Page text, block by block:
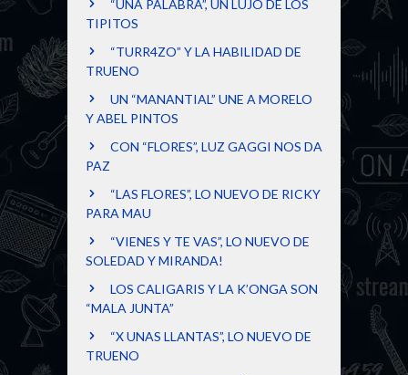
“UNA PALABRA”, UN LUJO DE LOS
TIPITOS
“TURR4ZO” Y LA HABILIDAD DE
TRUENO
UN “MANANTIAL” UNE A MORELO
Y ABEL PINTOS
CON “FLORES”, LUZ GAGGI NOS DA
PAZ
“LAS FLORES”, LO NUEVO DE RICKY
PARA MAU
“VIENES Y TE VAS”, LO NUEVO DE
SOLEDAD Y MIRANDA!
LOS CALIGARIS Y LA K’ONGA SON
“MALA JUNTA”
“X UNAS LLANTAS”, LO NUEVO DE
TRUENO